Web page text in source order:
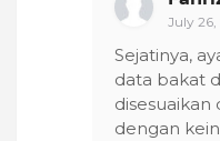
July 26,
Sejatinya,
data bakat
dengan